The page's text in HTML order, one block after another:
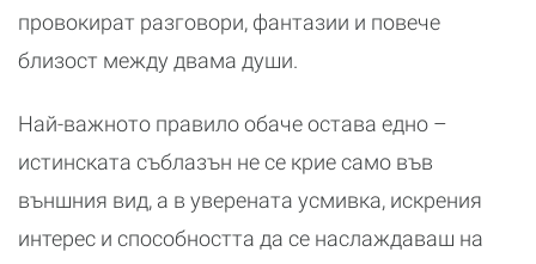
провокират разговори, фантазии и повече
близост между двама души.
Най-важното правило обаче остава едно –
истинската съблазън не се крие само във
външния вид, а в уверената усмивка, искрения
интерес и способността да се наслаждаваш на